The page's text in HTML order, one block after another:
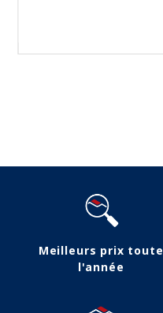
Meilleurs prix toute
l'année